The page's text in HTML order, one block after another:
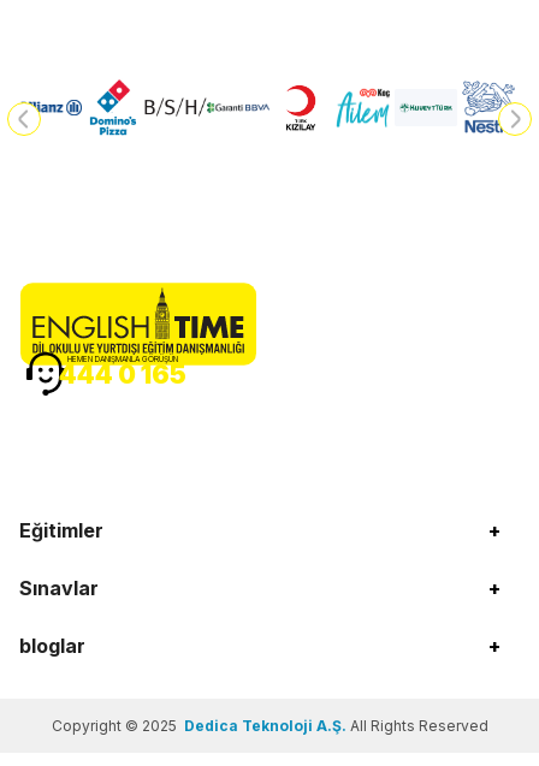
Eğitimler +
Sınavlar +
bloglar +
HEMEN DANIŞMANLA GÖRÜŞÜN
444 0 165
Copyright © 2025 Dedica Teknoloji A.Ş. All Rights Reserved